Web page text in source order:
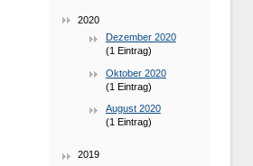
2020
Dezember 2020
(1 Eintrag)
Oktober 2020
(1 Eintrag)
August 2020
(1 Eintrag)
2019